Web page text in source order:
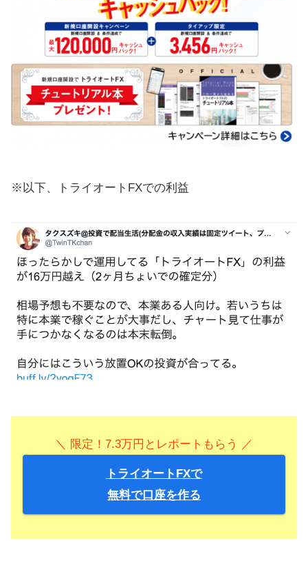
※以下、トライオートFXでの利益
＼ 限定！7.3万円とレポートもらう ／
トライオートFXで
無料で口座を作る